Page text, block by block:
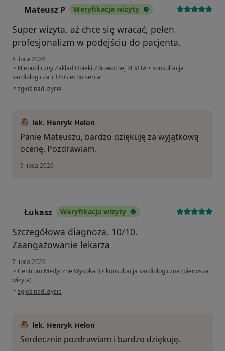
Mateusz P Weryfikacja wizyty
Super wizyta, aż chce się wracać, pełen
profesjonalizm w podejściu do pacjenta.
8 lipca 2026
• Niepubliczny Zakład Opieki Zdrowotnej REVITA • konsultacja
kardiologicza + USG echo serca
• w opinii użytkownika Mateusz P
zgłoś nadużycie
lek. Henryk Helon
Panie Mateuszu, bardzo dziękuję za wyjątkową
ocenę. Pozdrawiam.
9 lipca 2026
Łukasz Weryfikacja wizyty
Szczegółowa diagnoza. 10/10.
Zaangażowanie lekarza
7 lipca 2026
• Centrum Medyczne Wysoka 3 • konsultacja kardiologiczna (pierwsza
wizyta)
• w opinii użytkownika Łukasz
zgłoś nadużycie
lek. Henryk Helon
Serdecznie pozdrawiam i bardzo dziękuję.